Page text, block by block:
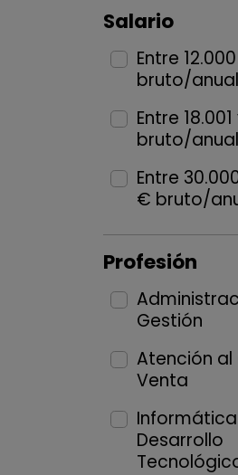
Salario
Entre
bruto/anual
Entre
bruto/anual
Entre
€ bruto/
Profesión
Gestión
Atención al
Venta
Desarrollo